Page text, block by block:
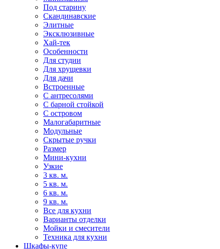
Под старину
Скандинавские
Элитные
Эксклюзивные
Хай-тек
Особенности
Для студии
Для хрущевки
Для дачи
Встроенные
С антресолями
С барной стойкой
С островом
Малогабаритные
Модульные
Скрытые ручки
Размер
Мини-кухни
Узкие
3 кв. м.
5 кв. м.
6 кв. м.
9 кв. м.
Все для кухни
Варианты отделки
Мойки и смесители
Техника для кухни
Шкафы-купе